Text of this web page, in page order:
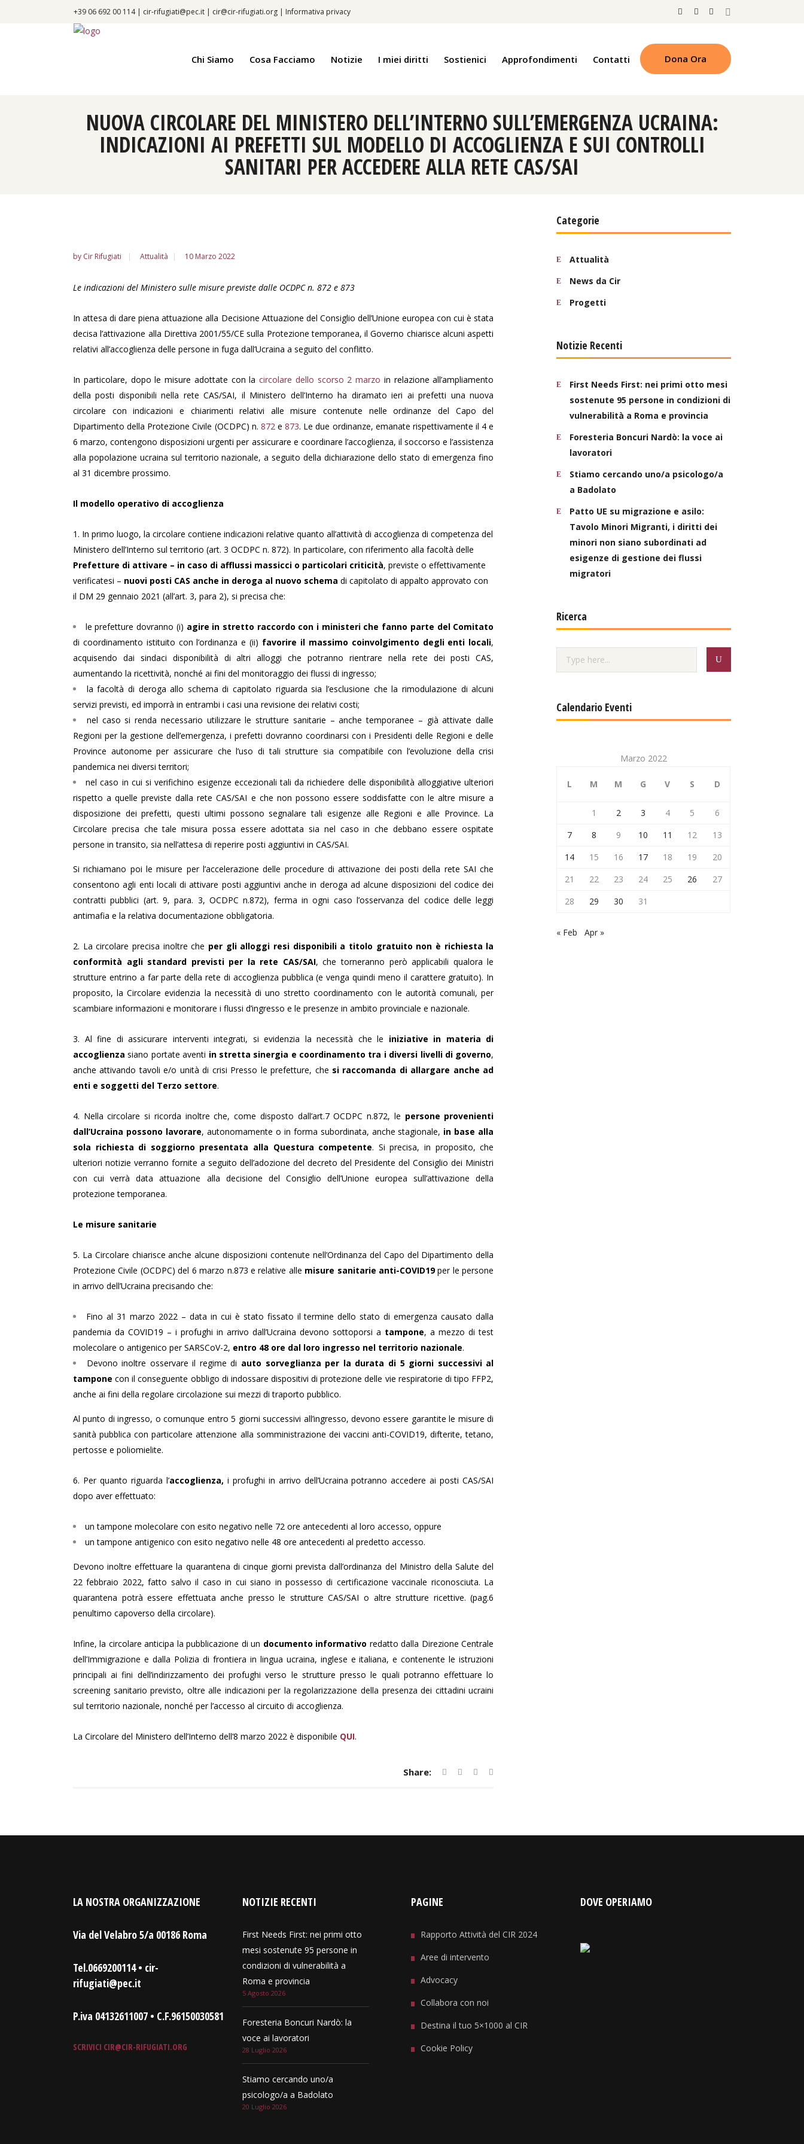
+39 06 692 00 114 | cir-rifugiati@pec.it | cir@cir-rifugiati.org | Informativa privacy
Chi Siamo Cosa Facciamo Notizie I miei diritti Sostienici Approfondimenti Contatti Dona Ora
NUOVA CIRCOLARE DEL MINISTERO DELL’INTERNO SULL’EMERGENZA UCRAINA:
INDICAZIONI AI PREFETTI SUL MODELLO DI ACCOGLIENZA E SUI CONTROLLI
SANITARI PER ACCEDERE ALLA RETE CAS/SAI
by Cir Rifugiati Attualità 10 Marzo 2022
Le indicazioni del Ministero sulle misure previste dalle OCDPC n. 872 e 873
In attesa di dare piena attuazione alla Decisione Attuazione del Consiglio dell’Unione europea con cui è stata
decisa l’attivazione alla Direttiva 2001/55/CE sulla Protezione temporanea, il Governo chiarisce alcuni aspetti
relativi all’accoglienza delle persone in fuga dall’Ucraina a seguito del conflitto.
In particolare, dopo le misure adottate con la circolare dello scorso 2 marzo in relazione all’ampliamento
della posti disponibili nella rete CAS/SAI, il Ministero dell’Interno ha diramato ieri ai prefetti una nuova
circolare con indicazioni e chiarimenti relativi alle misure contenute nelle ordinanze del Capo del
Dipartimento della Protezione Civile (OCDPC) n. 872e873. Le due ordinanze, emanate rispettivamente il 4 e
6 marzo, contengono disposizioni urgenti per assicurare e coordinare l’accoglienza, il soccorso e l’assistenza
alla popolazione ucraina sul territorio nazionale, a seguito della dichiarazione dello stato di emergenza fino
al 31 dicembre prossimo.
Il modello operativo di accoglienza
1. In primo luogo, la circolare contiene indicazioni relative quanto all’attività di accoglienza di competenza del
Ministero dell’Interno sul territorio (art. 3 OCDPC n. 872). In particolare, con riferimento alla facoltà delle
Prefetture di attivare – in caso di afflussi massicci o particolari criticità, previste o effettivamente
verificatesi – nuovi posti CAS anche in deroga al nuovo schema di capitolato di appalto approvato con
il DM 29 gennaio 2021 (all’art. 3, para 2), si precisa che:
le prefetture dovranno (i) agire in stretto raccordo con i ministeri che fanno parte del Comitato
di coordinamento istituito con l’ordinanza e (ii) favorire il massimo coinvolgimento degli enti locali,
acquisendo dai sindaci disponibilità di altri alloggi che potranno rientrare nella rete dei posti CAS,
aumentando la ricettività, nonché ai fini del monitoraggio dei flussi di ingresso;
la facoltà di deroga allo schema di capitolato riguarda sia l’esclusione che la rimodulazione di alcuni
servizi previsti, ed imporrà in entrambi i casi una revisione dei relativi costi;
nel caso si renda necessario utilizzare le strutture sanitarie – anche temporanee – già attivate dalle
Regioni per la gestione dell’emergenza, i prefetti dovranno coordinarsi con i Presidenti delle Regioni e delle
Province autonome per assicurare che l’uso di tali strutture sia compatibile con l’evoluzione della crisi
pandemica nei diversi territori;
nel caso in cui si verifichino esigenze eccezionali tali da richiedere delle disponibilità alloggiative ulteriori
rispetto a quelle previste dalla rete CAS/SAI e che non possono essere soddisfatte con le altre misure a
disposizione dei prefetti, questi ultimi possono segnalare tali esigenze alle Regioni e alle Province. La
Circolare precisa che tale misura possa essere adottata sia nel caso in che debbano essere ospitate
persone in transito, sia nell’attesa di reperire posti aggiuntivi in CAS/SAI.
Si richiamano poi le misure per l’accelerazione delle procedure di attivazione dei posti della rete SAI che
consentono agli enti locali di attivare posti aggiuntivi anche in deroga ad alcune disposizioni del codice dei
contratti pubblici (art. 9, para. 3, OCDPC n.872), ferma in ogni caso l’osservanza del codice delle leggi
antimafia e la relativa documentazione obbligatoria.
2. La circolare precisa inoltre che per gli alloggi resi disponibili a titolo gratuito non è richiesta la
conformità agli standard previsti per la rete CAS/SAI, che torneranno però applicabili qualora le
strutture entrino a far parte della rete di accoglienza pubblica (e venga quindi meno il carattere gratuito). In
proposito, la Circolare evidenzia la necessità di uno stretto coordinamento con le autorità comunali, per
scambiare informazioni e monitorare i flussi d’ingresso e le presenze in ambito provinciale e nazionale.
3. Al fine di assicurare interventi integrati, si evidenzia la necessità che le iniziative in materia di
accoglienza siano portate aventi in stretta sinergia e coordinamento tra i diversi livelli di governo,
anche attivando tavoli e/o unità di crisi Presso le prefetture, che si raccomanda di allargare anche ad
enti e soggetti del Terzo settore.
4. Nella circolare si ricorda inoltre che, come disposto dall’art.7 OCDPC n.872, le persone provenienti
dall’Ucraina possono lavorare, autonomamente o in forma subordinata, anche stagionale, in base alla
sola richiesta di soggiorno presentata alla Questura competente. Si precisa, in proposito, che
ulteriori notizie verranno fornite a seguito dell’adozione del decreto del Presidente del Consiglio dei Ministri
con cui verrà data attuazione alla decisione del Consiglio dell’Unione europea sull’attivazione della
protezione temporanea.
Le misure sanitarie
5. La Circolare chiarisce anche alcune disposizioni contenute nell’Ordinanza del Capo del Dipartimento della
Protezione Civile (OCDPC) del 6 marzo n.873 e relative alle misure sanitarie anti-COVID19per le persone
in arrivo dell’Ucraina precisando che:
Fino al 31 marzo 2022 – data in cui è stato fissato il termine dello stato di emergenza causato dalla
pandemia da COVID19 – i profughi in arrivo dall’Ucraina devono sottoporsi a tampone, a mezzo di test
molecolare o antigenico per SARSCoV-2, entro 48 ore dal loro ingresso nel territorio nazionale.
Devono inoltre osservare il regime di auto sorveglianza per la durata di 5 giorni successivi al
tampone con il conseguente obbligo di indossare dispositivi di protezione delle vie respiratorie di tipo FFP2,
anche ai fini della regolare circolazione sui mezzi di traporto pubblico.
Al punto di ingresso, o comunque entro 5 giorni successivi all’ingresso, devono essere garantite le misure di
sanità pubblica con particolare attenzione alla somministrazione dei vaccini anti-COVID19, difterite, tetano,
pertosse e poliomielite.
6. Per quanto riguarda l’accoglienza, i profughi in arrivo dell’Ucraina potranno accedere ai posti CAS/SAI
dopo aver effettuato:
un tampone molecolare con esito negativo nelle 72 ore antecedenti al loro accesso, oppure
un tampone antigenico con esito negativo nelle 48 ore antecedenti al predetto accesso.
Devono inoltre effettuare la quarantena di cinque giorni prevista dall’ordinanza del Ministro della Salute del
22 febbraio 2022, fatto salvo il caso in cui siano in possesso di certificazione vaccinale riconosciuta. La
quarantena potrà essere effettuata anche presso le strutture CAS/SAI o altre strutture ricettive. (pag.6
penultimo capoverso della circolare).
Infine, la circolare anticipa la pubblicazione di un documento informativo redatto dalla Direzione Centrale
dell’Immigrazione e dalla Polizia di frontiera in lingua ucraina, inglese e italiana, e contenente le istruzioni
principali ai fini dell’indirizzamento dei profughi verso le strutture presso le quali potranno effettuare lo
screening sanitario previsto, oltre alle indicazioni per la regolarizzazione della presenza dei cittadini ucraini
sul territorio nazionale, nonché per l’accesso al circuito di accoglienza.
La Circolare del Ministero dell’Interno dell’8 marzo 2022 è disponibile QUI.
Share:
Categorie
Attualità
News da Cir
Progetti
Notizie Recenti
First Needs First: nei primi otto mesi
sostenute 95 persone in condizioni di
vulnerabilità a Roma e provincia
Foresteria Boncuri Nardò: la voce ai
lavoratori
Stiamo cercando uno/a psicologo/a
a Badolato
Patto UE su migrazione e asilo:
Tavolo Minori Migranti, i diritti dei
minori non siano subordinati ad
esigenze di gestione dei flussi
migratori
Ricerca
Calendario Eventi
Marzo 2022
L M M G V S D
1 2 3 4 5
6
7
8 9 10 11 12
13
14
15 16 17 18 19
20
21
22 23 24 25 26
27
28
29 30 31
« Feb Apr »
LA NOSTRA ORGANIZZAZIONE
Via del Velabro 5/a 00186 Roma
Tel.0669200114 • cir-
rifugiati@pec.it
P.iva 04132611007 • C.F.96150030581
SCRIVICI CIR@CIR-RIFUGIATI.ORG
NOTIZIE RECENTI
First Needs First: nei primi otto
mesi sostenute 95 persone in
condizioni di vulnerabilità a
Roma e provincia
5 Agosto 2026
Foresteria Boncuri Nardò: la
voce ai lavoratori
28 Luglio 2026
Stiamo cercando uno/a
psicologo/a a Badolato
20 Luglio 2026
PAGINE
Rapporto Attività del CIR 2024
Aree di intervento
Advocacy
Collabora con noi
Destina il tuo 5×1000 al CIR
Cookie Policy
DOVE OPERIAMO